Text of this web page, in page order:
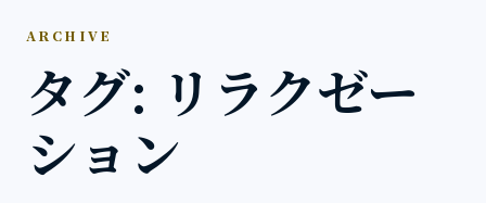
ARCHIVE
タグ: リラクゼー
ション